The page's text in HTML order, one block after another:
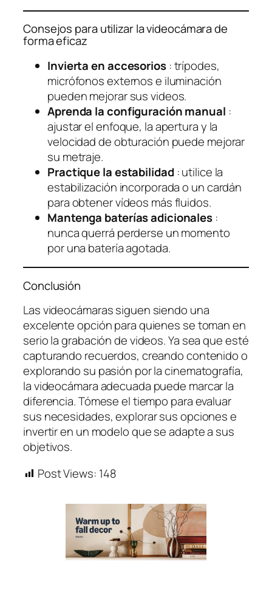
Consejos para utilizar la videocámara de
forma eficaz
Invierta en accesorios: trípodes,
micrófonos externos e iluminación
pueden mejorar sus videos.
Aprenda la configuración manual :
ajustar el enfoque, la apertura y la
velocidad de obturación puede mejorar
su metraje.
Practique la estabilidad: utilice la
estabilización incorporada o un cardán
para obtener vídeos más fluidos.
Mantenga baterías adicionales :
nunca querrá perderse un momento
por una batería agotada.
Conclusión
Las videocámaras siguen siendo una
excelente opción para quienes se toman en
serio la grabación de videos. Ya sea que esté
capturando recuerdos, creando contenido o
explorando su pasión por la cinematografía,
la videocámara adecuada puede marcar la
diferencia. Tómese el tiempo para evaluar
sus necesidades, explorar sus opciones e
invertir en un modelo que se adapte a sus
objetivos.
Post Views: 148